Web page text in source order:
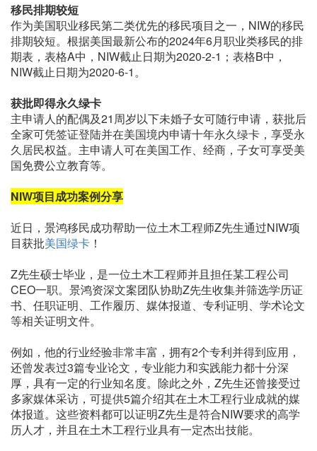
移民排期较短
作为美国职业移民第二类优先的移民项目之一，NIW的移民
排期较短。根据美国最新公布的2024年6月职业类移民的排
期表，表格A中，NIW截止日期为2020-2-1；表格B中，
NIW截止日期为2020-6-1。
获批即得永久绿卡
主申请人的配偶及21周岁以下未婚子女可随行申请，获批后
全家可凭签证登陆并在美国境内申请十年永久绿卡，享受永
久居民权益。主申请人可在美国工作、经商，子女可享受美
国免费公立教育等。
NIW项目成功案例分享
近日，景鸿移民成功帮助一位土木工程师Z先生通过NIW项
目获批美国绿卡 ！
Z先生硕士毕业，是一位土木工程师并且担任某工程公司
CEO一职。景鸿资深文案团队协助Z先生收集并筛选学历证
书、任职证明、工作履历、媒体报道、专利证明、学术论文
等相关证明文件。
例如，他的行业经验非常丰富，拥有2个专利并得到应用，
还曾发表过3篇专业论文，专业能力和实践能力都十分深
厚，具有一定的行业知名度。除此之外，Z先生还曾接受过
多家媒体采访，可提供5篇介绍其在土木工程行业成就的媒
体报道。这些资料都可以证明Z先生是符合NIW要求的高学
历人才，并且在土木工程行业具有一定杰出技能。